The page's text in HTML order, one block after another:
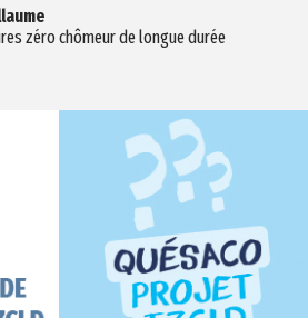
zéro chômeur de longue durée